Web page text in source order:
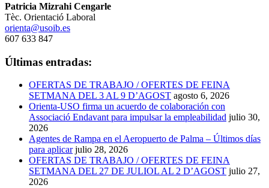
Patricia Mizrahi Cengarle
Tèc. Orientació Laboral
orienta@usoib.es
607 633 847
Últimas entradas:
OFERTAS DE TRABAJO / OFERTES DE FEINA
SETMANA DEL 3 AL 9 D’AGOST agosto 6, 2026
Orienta-USO firma un acuerdo de colaboración con
Associació Endavant para impulsar la empleabilidad julio 30,
2026
Agentes de Rampa en el Aeropuerto de Palma – Últimos días
para aplicar julio 28, 2026
OFERTAS DE TRABAJO / OFERTES DE FEINA
SETMANA DEL 27 DE JULIOL AL 2 D’AGOST julio 27,
2026